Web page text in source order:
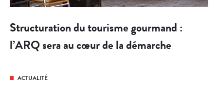
Structuration du tourisme gourmand :
l’ARQ sera au cœur de la démarche
ACTUALITÉ